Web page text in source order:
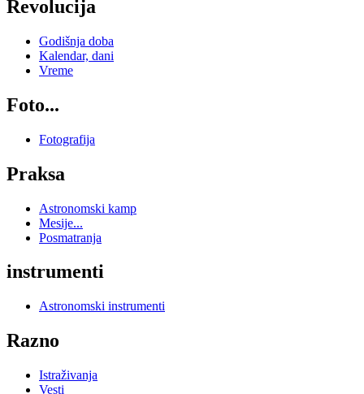
Revolucija
Godišnja doba
Kalendar, dani
Vreme
Foto...
Fotografija
Praksa
Astronomski kamp
Mesije...
Posmatranja
instrumenti
Astronomski instrumenti
Razno
Istraživanja
Vesti